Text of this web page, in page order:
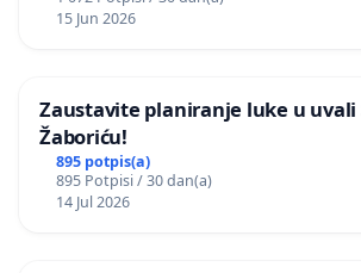
15 Jun 2026
Zaustavite planiranje luke u uvali
Žaboriću!
895 potpis(a)
895 Potpisi / 30 dan(a)
14 Jul 2026